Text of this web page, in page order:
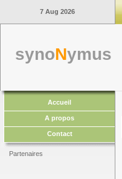
7 Aug 2026
synoNymus
Accueil
A propos
Contact
Partenaires